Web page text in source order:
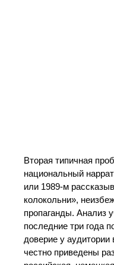
Вторая типичная
национальный
или 1989‑м
колокольни»,
пропаганды. Анализ
последние три года
доверие у
честно приведены